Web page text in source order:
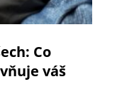
Co
váš